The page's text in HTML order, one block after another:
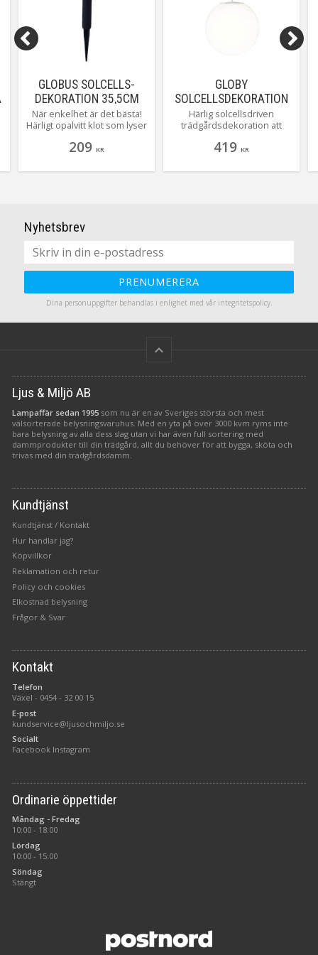
fontänen med olikfärgade LED
lampor. Tänk på att fontänen
paneldelen så batteriet laddas.
GLOBUS SOLCELLS-
DEKORATION 35,5CM
VIT
När enkelhet är det bästa!
Härligt opalvitt klot som lyser
mörkret faller på….obs!
du mellan varianten :-)
209 KR
GLOBY
SOLCELLSDEKORATION
29CM VIT IP44
Härlig solcellsdriven
trädgårdsdekoration att
enkel och alldeles lysande.
underverket laddas av
419 KR
Nyhetsbrev
PRENUMERERA
Dina personuppgifter behandlas i enlighet med vår integritetspolicy.
keyboard_arrow_up
Ljus & Miljö AB
Lampaffär sedan 1995 som nu är en av Sveriges största och mest
välsorterade belysningsvaruhus. Med en yta på över 3000 kvm ryms inte
bara belysning av alla dess slag utan vi har även full sortering med
dammprodukter till din trädgård, allt du behöver för att bygga, sköta och
trivas med din trädgårdsdamm.
Kundtjänst
Kundtjänst / Kontakt
Hur handlar jag?
Köpvillkor
Reklamation och retur
Policy och cookies
Elkostnad belysning
Frågor & Svar
Kontakt
Telefon
Växel - 0454 - 32 00 15
E-post
kundservice@ljusochmiljo.se
Socialt
Facebook Instagram
Ordinarie öppettider
Måndag - Fredag
10:00 - 18:00
Lördag
10:00 - 15:00
Söndag
Stängt